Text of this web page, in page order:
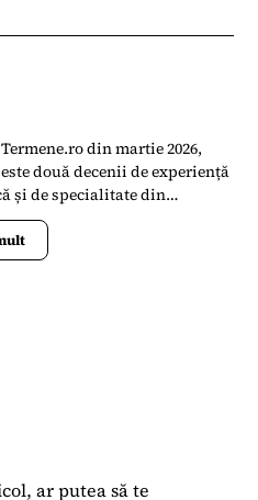
din martie 2026,
două decenii de experiență
și de specialitate din
până în 2026 a colaborat cu
a scris articole și analize
construcții, farma și
lucrând pentru publicații
Review), iar ulterior a
ar putea să te